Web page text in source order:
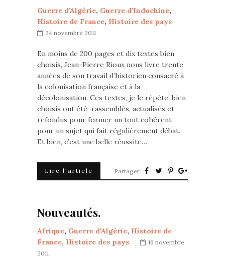
Guerre d'Algérie, Guerre d'Indochine,
Histoire de France, Histoire des pays
24 novembre 2011
En moins de 200 pages et dix textes bien
choisis, Jean-Pierre Rioux nous livre trente
années de son travail d’historien consacré à
la colonisation française et à la
décolonisation. Ces textes, je le répète, bien
choisis ont été rassemblés, actualisés et
refondus pour former un tout cohérent
pour un sujet qui fait régulièrement débat.
Et bien, c’est une belle réussite…
Lire l'article Partager
Nouveautés.
Afrique, Guerre d'Algérie, Histoire de
France, Histoire des pays
16 novembre
2011